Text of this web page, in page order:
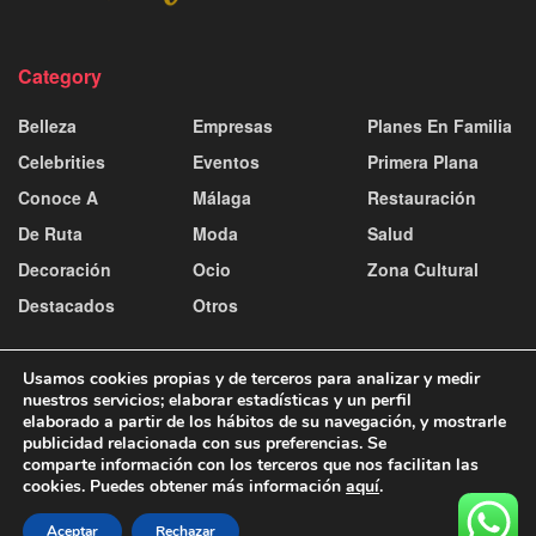
Category
Belleza
Celebrities
Conoce A
De Ruta
Decoración
Destacados
Empresas
Eventos
Málaga
Moda
Ocio
Otros
Planes En Familia
Primera Plana
Restauración
Salud
Zona Cultural
Contacto y publicidad Aviso Legal
Política de Cookies
Política de Privacidad
© 2025
Usamos cookies propias y de terceros para analizar y medir
nuestros servicios; elaborar estadísticas y un perfil
elaborado a partir de los hábitos de su navegación, y mostrarle
publicidad relacionada con sus preferencias. Se
comparte información con los terceros que nos facilitan las
cookies. Puedes obtener más información aquí.
Aceptar Rechazar